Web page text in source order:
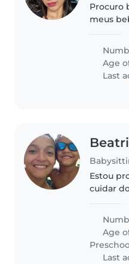
Procuro
meus
Mãe
Ajuda
dos
Age
Last
Estou
cuidar
alguém
em
horário
Age
Last